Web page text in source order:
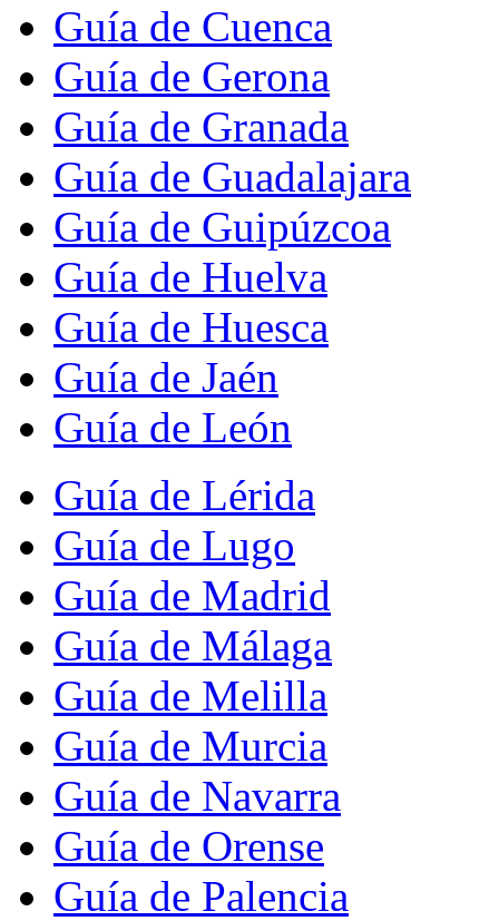
Guía de Cuenca
Guía de Gerona
Guía de Granada
Guía de Guadalajara
Guía de Guipúzcoa
Guía de Huelva
Guía de Huesca
Guía de Jaén
Guía de León
Guía de Lérida
Guía de Lugo
Guía de Madrid
Guía de Málaga
Guía de Melilla
Guía de Murcia
Guía de Navarra
Guía de Orense
Guía de Palencia